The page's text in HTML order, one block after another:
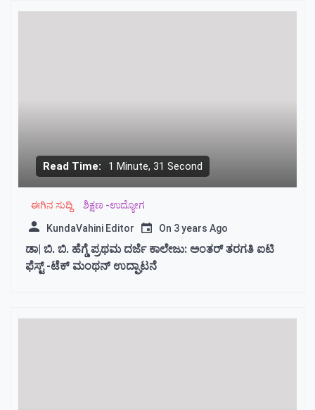
Read Time: 1 Minute, 31 Second
ಈಗಿನ ಸುದ್ದಿ ಶಿಕ್ಷಣ -ಉದ್ಯೋಗ
KundaVahini Editor On 3 years Ago
ಡಾ| ಬಿ. ಬಿ. ಹೆಗ್ಡೆ ಪ್ರಥಮ ದರ್ಜೆ ಕಾಲೇಜು: ಅಂತರ್ ತರಗತಿ ಐಟಿ
ಫೆಸ್ಟ್ -ಟೆಕ್ ಮಂಥನ್ ಉದ್ಘಾಟನೆ